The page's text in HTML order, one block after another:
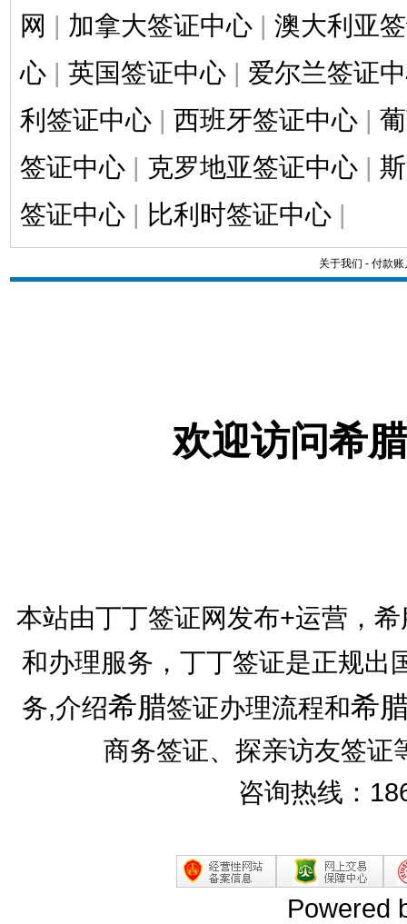
网 | 加拿大签证中心 | 澳大利亚
心 | 英国签证中心 | 爱尔兰签证
利签证中心 | 西班牙签证中心 |
签证中心 | 克罗地亚签证中心 |
签证中心 | 比利时签证中心 |
关于我们 - 付款账
欢迎访问希
本站由丁丁签证网发布+运营，
和办理服务，丁丁签证是正规出
务,介绍希腊签证办理流程和希
商务签证、探亲访友签证
咨询热线：
Powered